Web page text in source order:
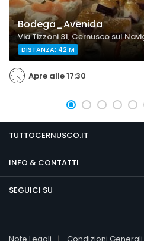
Bodega_Avenida
Via Tizzoni 31, Cernusco sul
DISTANZA: 42 M
Apre alle 17:30
TUTTOCERNUSCO.IT
INFO & CONTATTI
SEGUICI SU